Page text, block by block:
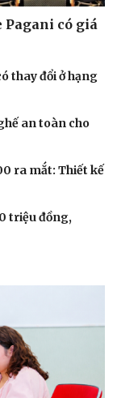
Pagani có giá
thay đổi ở hạng
an toàn cho
ra mắt: Thiết kế
triệu đồng,